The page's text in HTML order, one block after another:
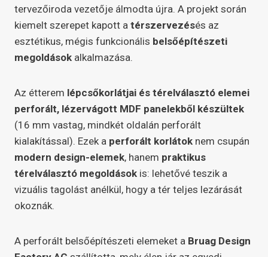
tervezőiroda vezetője álmodta újra. A projekt során
kiemelt szerepet kapott a térszervezésés az
esztétikus, mégis funkcionális belsőépítészeti
megoldások alkalmazása.
Az étterem lépcsőkorlátjai és térelválasztó elemei
perforált, lézervágott MDF panelekből készültek
(16 mm vastag, mindkét oldalán perforált
kialakítással). Ezek a perforált korlátok nem csupán
modern design-elemek, hanem praktikus
térelválasztó megoldások is: lehetővé teszik a
vizuális tagolást anélkül, hogy a tér teljes lezárását
okoznák.
A perforált belsőépítészeti elemeket a Bruag Design